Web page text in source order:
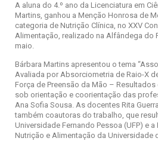
A aluna do 4.º ano da Licenciatura em
Martins, ganhou a Menção Honrosa de
categoria de Nutrição Clínica, no XXV
Alimentação, realizado na Alfândega do
maio.
Bárbara Martins apresentou o tema
Avaliada por Absorciometria de Raio-X
Força de Preensão da Mão – Resultados
sob orientação e coorientação das
Ana Sofia Sousa. As docentes Rita
também coautoras do trabalho, que
Universidade Fernando Pessoa (UFP) e
Nutrição e Alimentação da Universidade